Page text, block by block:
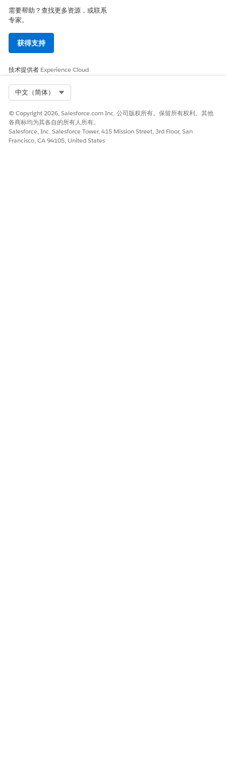
需要帮助？查找更多资源，或联系
专家。
获得支持
技术提供者 Experience Cloud
中文（简体）
© Copyright 2026, Salesforce.com Inc. 公司版权所有。保留所有权利。其他
各商标均为其各自的所有人所有。
Salesforce, Inc. Salesforce Tower, 415 Mission Street, 3rd Floor, San
Francisco, CA 94105, United States